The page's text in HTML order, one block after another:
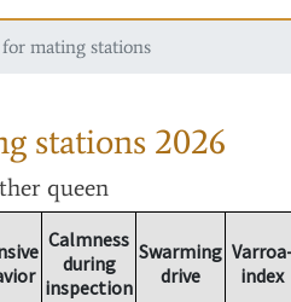
mating stations
stations 2026
queen
Calmness
during
inspection
Swarming
drive
index